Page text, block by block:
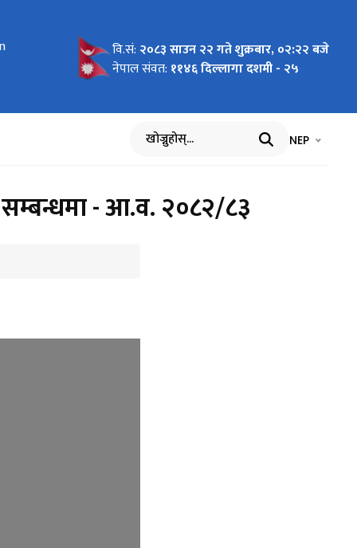
32)
24)
6,
वि.सं: २०८३ साउन २२ गते शुक्रबार, ०२:२२ बजे
नेपाल संवत: ११४६ दिल्लागा दशमी - २५
खोज्नुहोस् भाषा चयन
NEP
सम्बन्धमा - आ.व. २०८२/८३